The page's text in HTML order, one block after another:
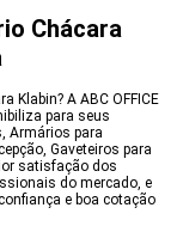
Chácara
Klabin? A ABC OFFICE
para seus
Armários para
Gaveteiros para
satisfação dos
do mercado, e
e boa cotação